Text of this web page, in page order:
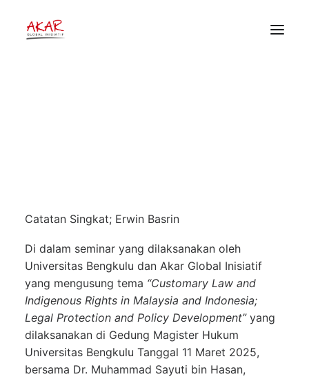
Notasi Singkat dari Seminar
Catatan Singkat; Erwin Basrin
Di dalam seminar yang dilaksanakan oleh
Universitas Bengkulu dan Akar Global Inisiatif
yang mengusung tema “Customary Law and
Indigenous Rights in Malaysia and Indonesia;
Legal Protection and Policy Development”yang
dilaksanakan di Gedung Magister Hukum
Universitas Bengkulu Tanggal 11 Maret 2025,
bersama Dr. Muhammad Sayuti bin Hasan,